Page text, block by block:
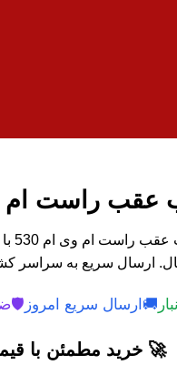
راست ام وی
ارسال سریع به سراسر
🚚 ارسال سریع امروز 🛡️
🚀 خرید مطمئن با